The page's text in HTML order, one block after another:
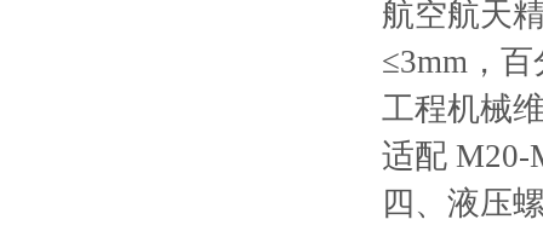
航空航天
≤3mm，
工程机械
适配 M20-
四、液压